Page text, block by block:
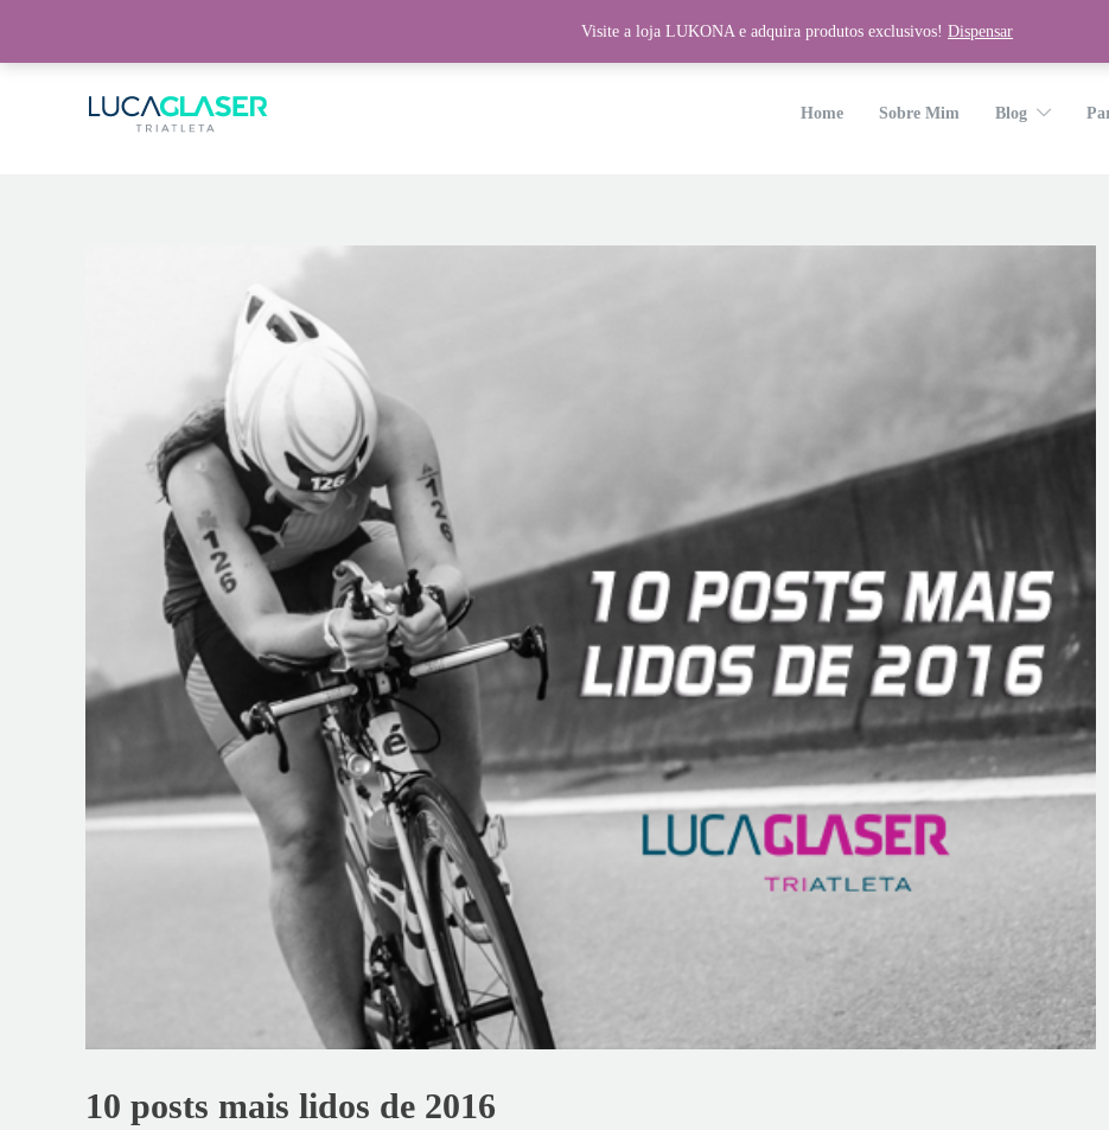
/home/lucaglaser/www/wp-content/plugins/unyson/framework/helpers/general.phpon line1275
Home Sobre Mim Blog
10 posts mais lidos de 2016
Visite a loja LUKONA e adquira produtos exclusivos! Dispensar